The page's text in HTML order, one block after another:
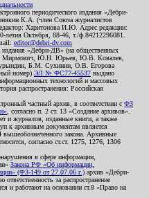
периодического издания «Дебри-
К.А. (член Союза журналистов
Харитонова И.Ю. Адрес редакции:
летия Октября, 88-46, т./ф.84212296081.
editor@debri-dv.com
издания «Дебри-ДВ» (на общественных
Мирмович, Ю.Н. Юрьев, Ю.В. Ковалев,
Б.М. Сухинин, О.В. Егорова
номер) ЭЛ № ФС77-45537 выдано
технологий и массовых
распространения: Российская
частный архив, в соответствии с ФЗ
, согласно п. 2 ст. 13 «Создание архивов».
и журналов, изданные книги, а также
к архивным документам является
вышеобозначенного закона. Архивные
согласно ст.ст. 1275, 1276, 1306
в сфере информации,
Закона РФ «Об информации,
(ФЗ-149 от 27.07.06 г.) архив «Дебри-
за распространение
и работают на основании ст.8 «Право на